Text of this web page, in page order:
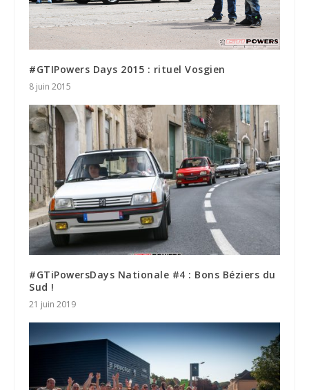
#GTIPowers Days 2015 : rituel Vosgien
8 juin 2015
#GTiPowersDays Nationale #4 : Bons Béziers du
Sud !
21 juin 2019